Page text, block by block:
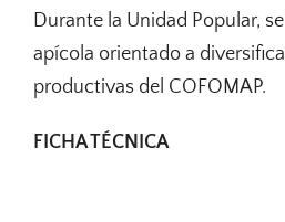
Durante la Unidad Popular,
apícola orientado a
productivas del COFOMAP.
FICHA TÉCNICA